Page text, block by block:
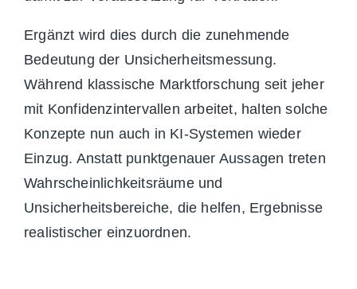
Ergänzt wird dies durch die zunehmende
Bedeutung der Unsicherheitsmessung.
Während klassische Marktforschung seit jeher
mit Konfidenzintervallen arbeitet, halten solche
Konzepte nun auch in KI-Systemen wieder
Einzug. Anstatt punktgenauer Aussagen treten
Wahrscheinlichkeitsräume und
Unsicherheitsbereiche, die helfen, Ergebnisse
realistischer einzuordnen.